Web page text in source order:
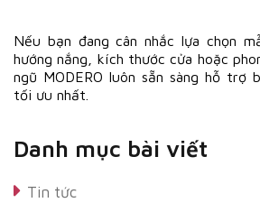
Nếu bạn đang cân nhắc lựa chọn
hướng nắng, kích thước cửa hoặc
ngũ MODERO luôn sẵn sàng hỗ trợ
tối ưu nhất.
Danh mục bài viết
Tin tức